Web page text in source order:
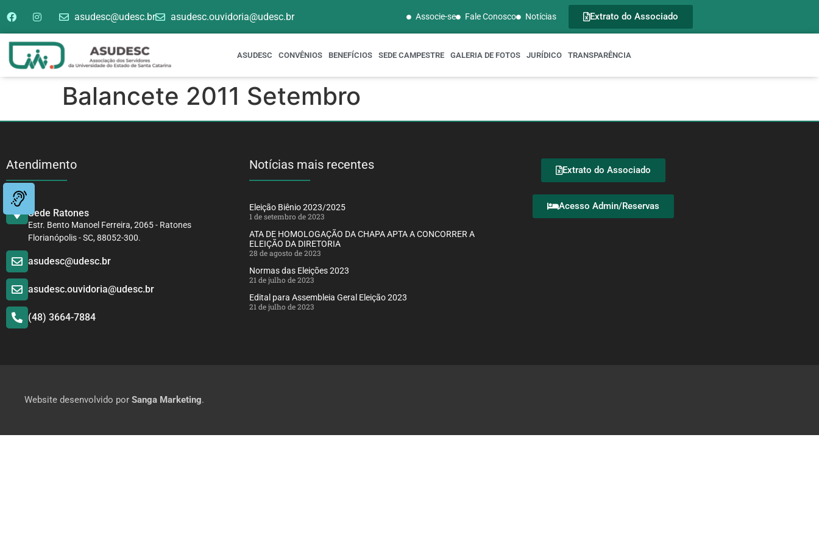
asudesc@udesc.br asudesc.ouvidoria@udesc.br Associe-se Fale Conosco Notícias Extrato do Associado
ASUDESC CONVÊNIOS BENEFÍCIOS SEDE CAMPESTRE GALERIA DE FOTOS JURÍDICO TRANSPARÊNCIA
Balancete 2011 Setembro
Atendimento
Sede Ratones
Estr. Bento Manoel Ferreira, 2065 - Ratones
Florianópolis - SC, 88052-300.
asudesc@udesc.br
asudesc.ouvidoria@udesc.br
(48) 3664-7884
Notícias mais recentes
Eleição Biênio 2023/2025
1 de setembro de 2023
ATA DE HOMOLOGAÇÃO DA CHAPA APTA A CONCORRER A
ELEIÇÃO DA DIRETORIA
28 de agosto de 2023
Normas das Eleições 2023
21 de julho de 2023
Edital para Assembleia Geral Eleição 2023
21 de julho de 2023
Extrato do Associado
Acesso Admin/Reservas
Website desenvolvido por Sanga Marketing.